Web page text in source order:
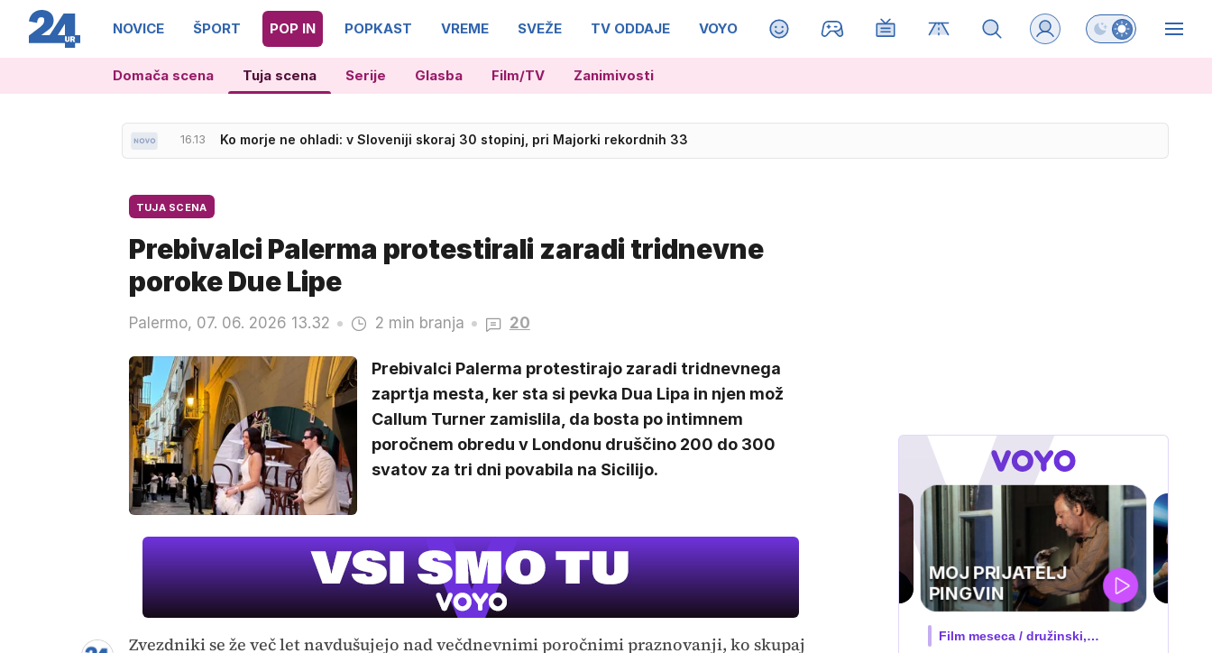
NOVICE ŠPORT POP IN POPKAST VREME SVEŽE TV ODDAJE VOYO MAGAZIN Preklopi barvni
Domača scena Tuja scena Serije Glasba Film/TV Zanimivosti
TUJA SCENA
Prebivalci Palerma protestirali zaradi tridnevne
poroke Due Lipe
Palermo, 07. 06. 2026 13.32 2 min branja 20
Prebivalci Palerma protestirajo zaradi tridnevnega
zaprtja mesta, ker sta si pevka Dua Lipa in njen mož
Callum Turner zamislila, da bosta po intimnem
poročnem obredu v Londonu druščino 200 do 300
svatov za tri dni povabila na Sicilijo.
Zvezdniki se že več let navdušujejo nad večdnevnimi poročnimi praznovanji, ko skupaj
UEFA
SUPERPOKAL
V živo na VOYO: sreda ob 20.30